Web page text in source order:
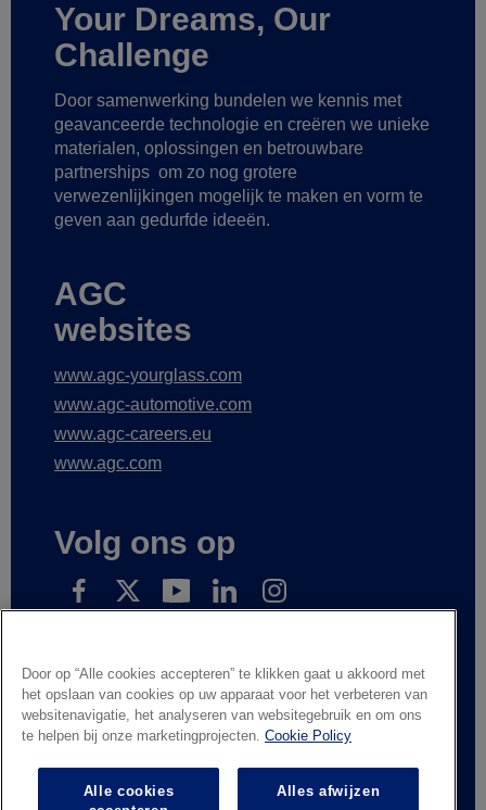
Your Dreams, Our
Challenge
Door samenwerking bundelen we kennis met
geavanceerde technologie en creëren we unieke
materialen, oplossingen en betrouwbare
partnerships om zo nog grotere
verwezenlijkingen mogelijk te maken en vorm te
geven aan gedurfde ideeën.
AGC
websites
www.agc-yourglass.com
www.agc-automotive.com
www.agc-careers.eu
www.agc.com
Volg ons op
Schrijf in op onze nieuwsberichten
Door op “Alle cookies accepteren” te klikken gaat u akkoord met
het opslaan van cookies op uw apparaat voor het verbeteren van
websitenavigatie, het analyseren van websitegebruik en om ons
te helpen bij onze marketingprojecten. Cookie Policy
Alle cookies
Alles afwijzen